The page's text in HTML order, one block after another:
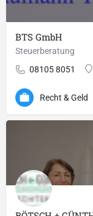
BTS GmbH
Steuerberatung
08105 8051
Recht & Geld